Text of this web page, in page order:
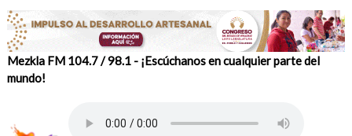
Mezkla FM 104.7 / 98.1 - ¡Escúchanos en cualquier parte del
mundo!